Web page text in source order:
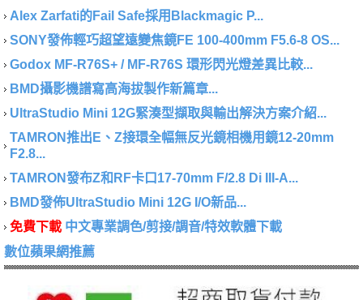
Alex Zarfati的Fail Safe採用Blackmagic P...
SONY發佈輕巧超望遠變焦鏡FE 100-400mm F5.6-8 OS...
Godox MF-R76S+ / MF-R76S 環形閃光燈差異比較...
BMD攝影機譜寫高海拔製作新篇章...
UltraStudio Mini 12G緊湊型擷取與輸出解決方案介紹...
TAMRON推出E、Z接環全幅無反光鏡相機用鏡12-20mm
F2.8...
TAMRON發布Z和RF卡口17-70mm F/2.8 Di III-A...
BMD發佈UltraStudio Mini 12G I/O新品...
免費下載 中文專業調色/剪接/調音/特效軟體下載
數位蘋果網推薦